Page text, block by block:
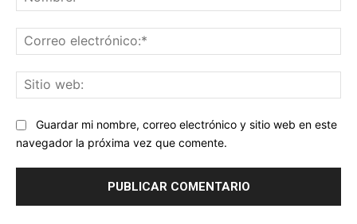
Guardar mi nombre, correo electrónico y sitio web en este
navegador la próxima vez que comente.